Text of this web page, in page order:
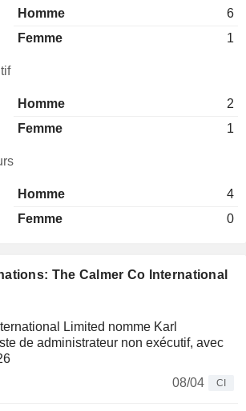
The Calmer Co International
Limited nomme Karl
de administrateur non exécutif, avec
08/04
CI
Homme
6
Femme
1
Homme
2
Femme
1
Homme
4
Femme
0